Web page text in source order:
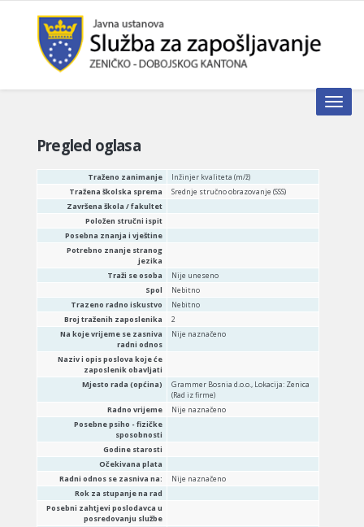
Toggle
Pregled oglasa
Traženo zanimanje
Inžinjer kvaliteta (m/ž)
Tražena školska sprema
Srednje stručno obrazovanje (SSS)
Završena škola / fakultet
Položen stručni ispit
Posebna znanja i vještine
Potrebno znanje stranog
jezika
Traži se osoba
Nije uneseno
Spol
Nebitno
Trazeno radno iskustvo
Nebitno
Broj traženih zaposlenika
2
Na koje vrijeme se zasniva
radni odnos
Nije naznačeno
Naziv i opis poslova koje će
zaposlenik obavljati
Mjesto rada (općina)
Grammer Bosnia d.o.o., Lokacija: Zenica
(Rad iz firme)
Radno vrijeme
Nije naznačeno
Posebne psiho - fizičke
sposobnosti
Godine starosti
Očekivana plata
Radni odnos se zasniva na:
Nije naznačeno
Rok za stupanje na rad
Posebni zahtjevi poslodavca u
posredovanju službe